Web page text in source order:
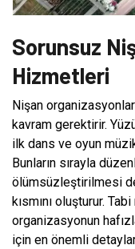
Sorunsuz
Hizmetleri
Nişan
kavram gerektirir.
ilk dans ve oyun
Bunların sırayla
ölümsüzleştirilmesi
kısmını oluşturur.
organizasyonun
için en önemli